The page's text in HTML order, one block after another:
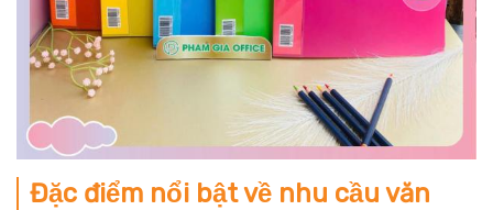
Đặc điểm nổi bật về nhu cầu văn